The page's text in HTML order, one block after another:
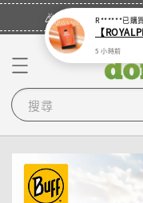
🎉登入會員・領
搜尋
R******已購
5 小時前